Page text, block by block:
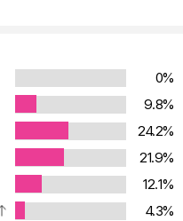
0%
9.8%
24.2%
21.9%
12.1%
4.3%